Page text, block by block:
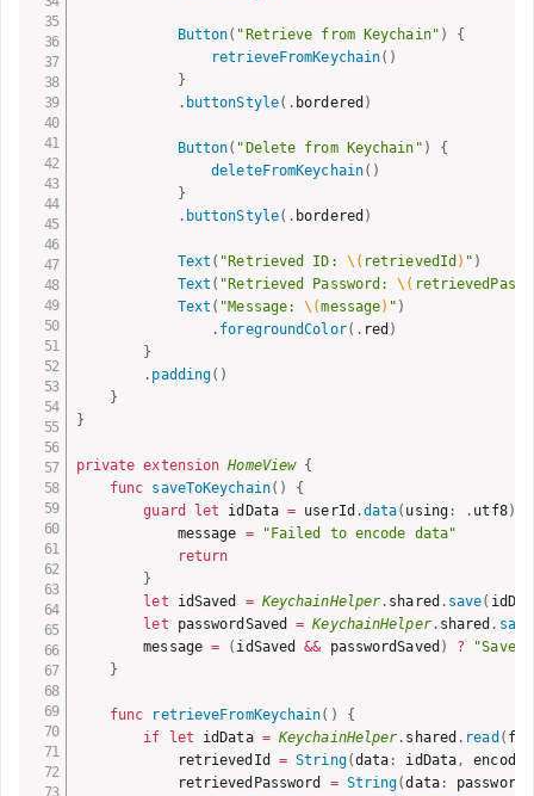
Button( "Retrieve from Keychain" )
{
retrieveFromKeychain( )
}
. buttonStyle( . bordered )
Button( "Delete from Keychain" )
{
deleteFromKeychain( )
}
. buttonStyle( . bordered )
Text ( "Retrieved ID: \( retrievedId ) " )
Text ( "Retrieved Password: \(
Text ( "Message: \(message) " )
. foregroundColor( . red )
}
. padding( )
}
}
private extension HomeView {
func saveToKeychain( )
{
guard
let idData = userId .data( using: . utf8)
            message
=
"Failed to encode data"
return
}
let idSaved = KeychainHelper . shared . save(
let passwordSaved = KeychainHelper. shared . save
        message
= ( idSaved && passwordSaved ) ?
}
func retrieveFromKeychain( )
{
if
let idData = KeychainHelper . shared . read (
            retrievedId
= String(data : idData,
            retrievedPassword
= String(data: